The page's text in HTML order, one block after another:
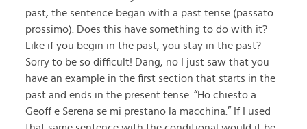
past, the sentence began with a past tense (passato
prossimo). Does this have something to do with it?
Like if you begin in the past, you stay in the past?
Sorry to be so difficult! Dang, no I just saw that you
have an example in the first section that starts in the
past and ends in the present tense. “Ho chiesto a
Geoff e Serena se mi prestano la macchina.” If I used